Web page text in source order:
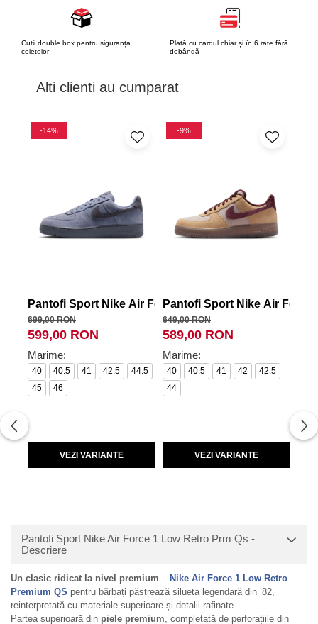
Cutii double box pentru siguranța
coletelor
Plată cu cardul chiar și în 6 rate fără
dobândă
Alti clienti au cumparat
-14%
Pantofi Sport Nike Air Force 1 Low Retro Prm Qs
699,00 RON
599,00 RON
Marime:
40 40.5 41 42.5
44.5
45
46
VEZI VARIANTE
-9%
Pantofi Sport Nike Air Force
649,00 RON
589,00 RON
Marime:
40 40.5 41 42
42.5
44
VEZI VARIANTE
Pantofi Sport Nike Air Force 1 Low Retro Prm Qs -
Descriere
Un clasic ridicat la nivel premium – Nike Air Force 1 Low Retro
Premium QS pentru bărbați păstrează silueta legendară din ’82,
reinterpretată cu materiale superioare și detalii rafinate.
Partea superioară din piele premium , completată de perforațiile din